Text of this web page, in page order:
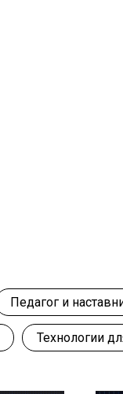
Педагог и
Технологии